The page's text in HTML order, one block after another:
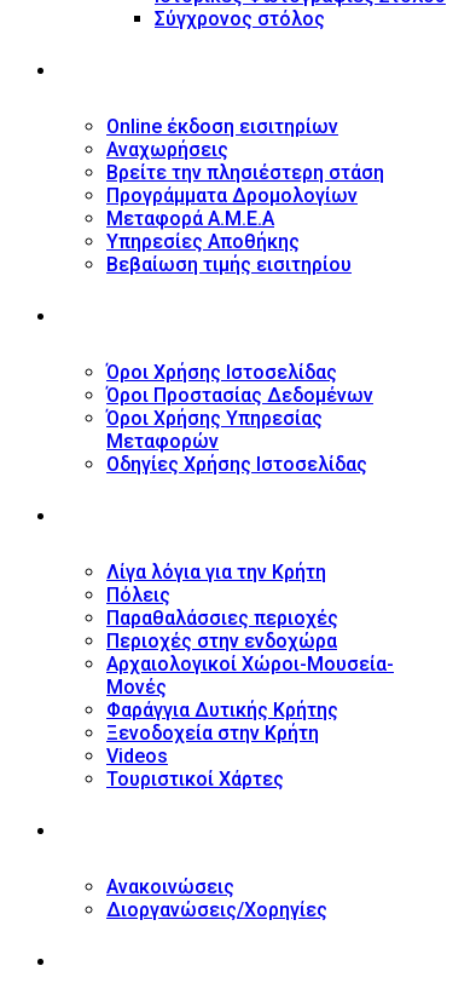
Σύγχρονος στόλος
Online έκδοση εισιτηρίων
Αναχωρήσεις
Βρείτε την πλησιέστερη στάση
Προγράμματα Δρομολογίων
Μεταφορά Α.Μ.Ε.Α
Υπηρεσίες Αποθήκης
Βεβαίωση τιμής εισιτηρίου
Όροι Χρήσης Ιστοσελίδας
Όροι Προστασίας Δεδομένων
Όροι Χρήσης Υπηρεσίας
Μεταφορών
Οδηγίες Χρήσης Ιστοσελίδας
Λίγα λόγια για την Κρήτη
Πόλεις
Παραθαλάσσιες περιοχές
Περιοχές στην ενδοχώρα
Αρχαιολογικοί Χώροι-Μουσεία-
Μονές
Φαράγγια Δυτικής Κρήτης
Ξενοδοχεία στην Κρήτη
Videos
Τουριστικοί Χάρτες
Ανακοινώσεις
Διοργανώσεις/Χορηγίες